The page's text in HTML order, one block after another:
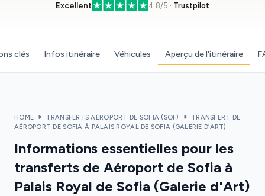
Excellent 4.8/5 · Trustpilot
clés Infos itinéraire Véhicules Aperçu de l'itinéraire
HOME TRANSFERTS AÉROPORT DE SOFIA (SOF)
TRANSFERT DE
AÉROPORT DE SOFIA À PALAIS ROYAL DE SOFIA (GALERIE D’ART)
Informations essentielles pour les
transferts de Aéroport de Sofia à
Palais Royal de Sofia (Galerie d'Art)